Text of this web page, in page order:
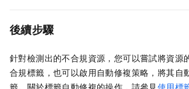
後續步驟
針對檢測出的不合規資源，您可以嘗試將資源
合規標籤，也可以啟用自動修複策略，將其自
籤。關於標籤自動修複的操作，請參見使用標